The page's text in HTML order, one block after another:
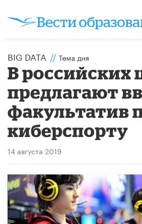
BIG DATA // Тема дня
В российских
предлагают
факультатив
киберспорту
14 августа 2019